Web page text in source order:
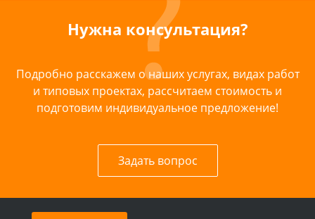
Нужна консультация?
Подробно расскажем о наших услугах, видах работ
и типовых проектах, рассчитаем стоимость и
подготовим индивидуальное предложение!
Задать вопрос